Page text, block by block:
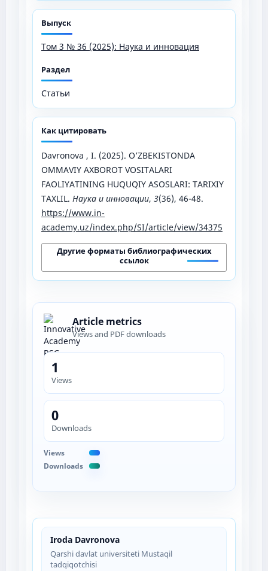
Iroda Davronova
Qarshi davlat universiteti Mustaqil
tadqiqotchisi
Выпуск
Том 3 № 36 (2025): Наука и инновация
Раздел
Статьи
Как цитировать
Davronova , I. (2025). O’ZBEKISTONDA
OMMAVIY AXBOROT VOSITALARI
FAOLIYATINING HUQUQIY ASOSLARI: TARIXIY
TAXLIL. Наука и инновации, 3(36), 46-48.
https://www.in-
academy.uz/index.php/SI/article/view/34375
Другие форматы библиографических
ссылок
Article metrics
Views and PDF downloads
1
Views
0
Downloads
Views
Downloads